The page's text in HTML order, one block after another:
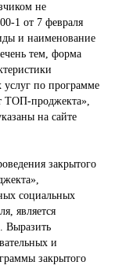
не
1 от 7 февраля
и наименование
тем, форма
по программе
ТОП-проджекта»,
на сайте
закрытого
социальных
является
Выразить
и
закрытого